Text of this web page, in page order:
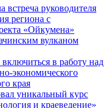
руководителя
региона с
«Ойкумена»
вулканом
в работу над
экономического
края
уникальный курс
и краеведение»